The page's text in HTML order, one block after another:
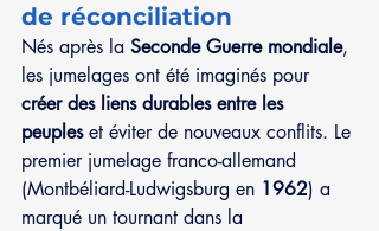
de réconciliation
Nés après la Seconde Guerre mondiale,
les jumelages ont été imaginés pour
créer des liens durables entre les
peuples et éviter de nouveaux conflits. Le
premier jumelage franco-allemand
(Montbéliard-Ludwigsburg en 1962) a
marqué un tournant dans la